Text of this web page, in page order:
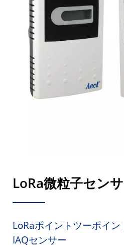
LoRa微粒子セン
LoRaポイントツーポイ
IAQセンサー